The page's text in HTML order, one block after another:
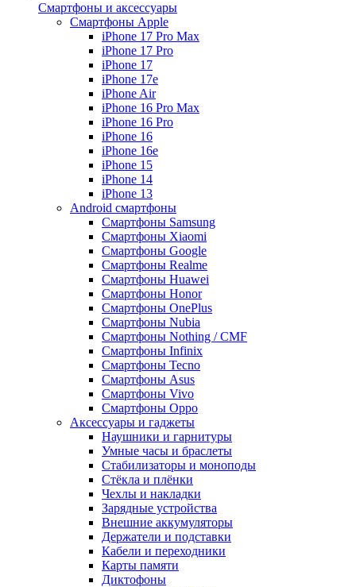
Смартфоны и аксессуары
Смартфоны Apple
iPhone 17 Pro Max
iPhone 17 Pro
iPhone 17
iPhone 17e
iPhone Air
iPhone 16 Pro Max
iPhone 16 Pro
iPhone 16
iPhone 16e
iPhone 15
iPhone 14
iPhone 13
Android cмартфоны
Смартфоны Samsung
Смартфоны Xiaomi
Смартфоны Google
Смартфоны Realme
Смартфоны Huawei
Смартфоны Honor
Смартфоны OnePlus
Смартфоны Nubia
Смартфоны Nothing / CMF
Смартфоны Infinix
Смартфоны Tecno
Смартфоны Asus
Смартфоны Vivo
Смартфоны Oppo
Аксессуары и гаджеты
Наушники и гарнитуры
Умные часы и браслеты
Стабилизаторы и моноподы
Стёкла и плёнки
Чехлы и накладки
Зарядные устройства
Внешние аккумуляторы
Держатели и подставки
Кабели и переходники
Карты памяти
Диктофоны